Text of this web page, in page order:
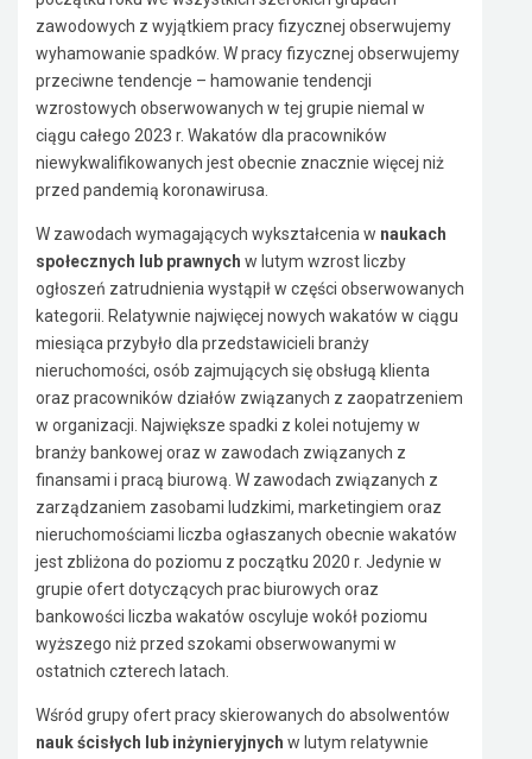
zawodowych z wyjątkiem pracy fizycznej obserwujemy
wyhamowanie spadków. W pracy fizycznej obserwujemy
przeciwne tendencje – hamowanie tendencji
wzrostowych obserwowanych w tej grupie niemal w
ciągu całego 2023 r. Wakatów dla pracowników
niewykwalifikowanych jest obecnie znacznie więcej niż
przed pandemią koronawirusa.
W zawodach wymagających wykształcenia w naukach
społecznych lub prawnych w lutym wzrost liczby
ogłoszeń zatrudnienia wystąpił w części obserwowanych
kategorii. Relatywnie najwięcej nowych wakatów w ciągu
miesiąca przybyło dla przedstawicieli branży
nieruchomości, osób zajmujących się obsługą klienta
oraz pracowników działów związanych z zaopatrzeniem
w organizacji. Największe spadki z kolei notujemy w
branży bankowej oraz w zawodach związanych z
finansami i pracą biurową. W zawodach związanych z
zarządzaniem zasobami ludzkimi, marketingiem oraz
nieruchomościami liczba ogłaszanych obecnie wakatów
jest zbliżona do poziomu z początku 2020 r. Jedynie w
grupie ofert dotyczących prac biurowych oraz
bankowości liczba wakatów oscyluje wokół poziomu
wyższego niż przed szokami obserwowanymi w
ostatnich czterech latach.
Wśród grupy ofert pracy skierowanych do absolwentów
nauk ścisłych lub inżynieryjnych w lutym relatywnie